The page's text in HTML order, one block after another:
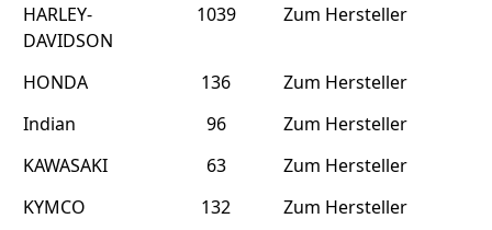
HARLEY-
DAVIDSON
1039 Zum Hersteller
HONDA 136
Zum Hersteller
Indian
96
Zum Hersteller
KAWASAKI
63
Zum Hersteller
KYMCO
132
Zum Hersteller